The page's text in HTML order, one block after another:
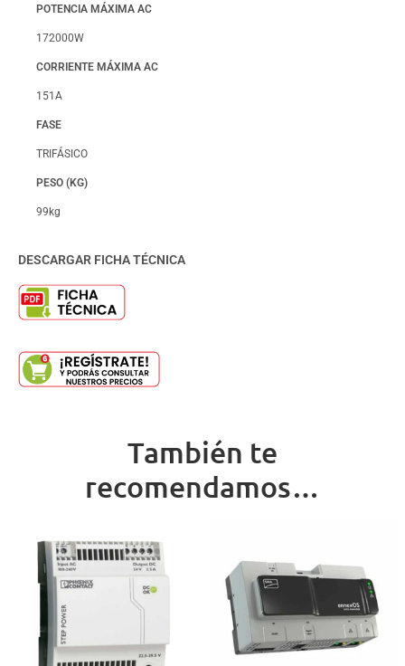
POTENCIA MÁXIMA AC
172000W
CORRIENTE MÁXIMA AC
151A
FASE
TRIFÁSICO
PESO (KG)
99kg
DESCARGAR FICHA TÉCNICA
También te
recomendamos…